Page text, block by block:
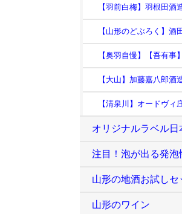
【羽前白梅】羽根田酒
【山形のどぶろく】酒
【奥羽自慢】【吾有事
【大山】加藤嘉八郎酒
【清泉川】オードヴィ
オリジナルラベル日
注目！泡が出る発泡
山形の地酒お試しセ
山形のワイン